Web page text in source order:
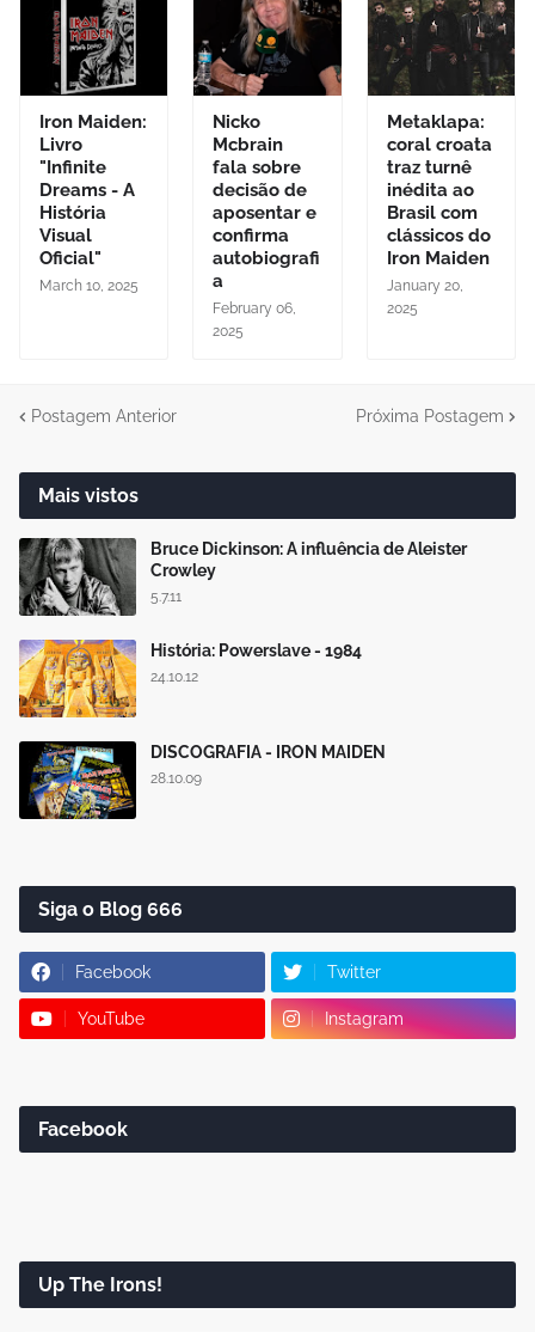
Iron Maiden:
Livro
"Infinite
Dreams - A
História
Visual
Oficial"
March 10, 2025
Nicko
Mcbrain
fala sobre
decisão de
aposentar e
confirma
autobiografi
a
February 06,
2025
Metaklapa:
coral croata
traz turnê
inédita ao
Brasil com
clássicos do
Iron Maiden
January 20,
2025
Postagem Anterior Próxima Postagem
Mais vistos
Bruce Dickinson: A influência de Aleister
Crowley
5.7.11
História: Powerslave - 1984
24.10.12
DISCOGRAFIA - IRON MAIDEN
28.10.09
Siga o Blog 666
Facebook Twitter
YouTube Instagram
Facebook
Up The Irons!